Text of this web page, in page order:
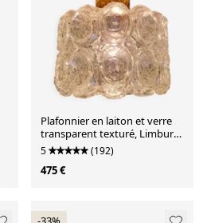
Plafonnier en laiton et verre
transparent texturé, Limburg,
1970
5 (192)
475 €